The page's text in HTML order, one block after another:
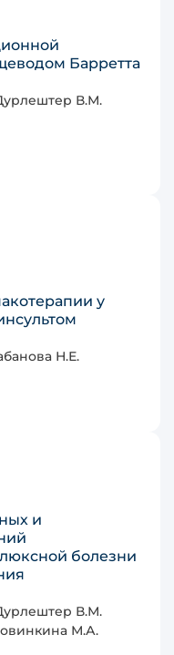
Барретта
В.М.
у
Н.Е.
и
болезни
В.М.
М.А.